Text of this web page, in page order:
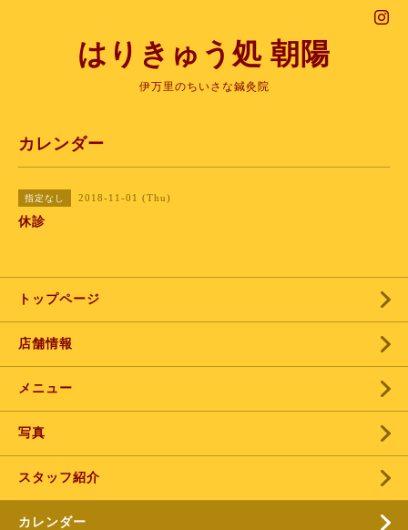
はりきゅう処 朝陽
伊万里のちいさな鍼灸院
カレンダー
指定なし 2018-11-01 (Thu)
休診
トップページ
店舗情報
メニュー
写真
スタッフ紹介
カレンダー